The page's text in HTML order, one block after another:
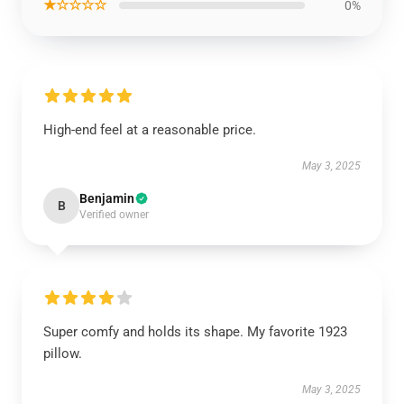
★☆☆☆☆ 0%
High-end feel at a reasonable price.
May 3, 2025
B Benjamin
Verified owner
Super comfy and holds its shape. My favorite 1923
pillow.
May 3, 2025